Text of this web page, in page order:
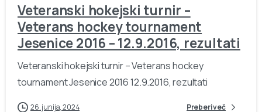
Veteranski hokejski turnir –
Veterans hockey tournament
Jesenice 2016 – 12.9.2016, rezultati
Veteranski hokejski turnir – Veterans hockey
tournament Jesenice 2016 12.9.2016, rezultati
26. junija, 2024 Preberi več